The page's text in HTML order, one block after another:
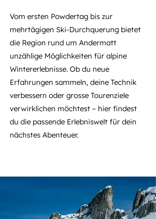
Vom ersten Powdertag bis zur
mehrtägigen Ski-Durchquerung bietet
die Region rund um Andermatt
unzählige Möglichkeiten für alpine
Wintererlebnisse. Ob du neue
Erfahrungen sammeln, deine Technik
verbessern oder grosse Tourenziele
verwirklichen möchtest – hier findest
du die passende Erlebniswelt für dein
nächstes Abenteuer.